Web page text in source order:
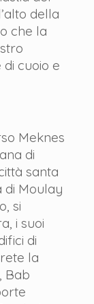
della
che la
cuoio e
Meknes
di
santa
di Moulay
si
i suoi
di
la
Bab